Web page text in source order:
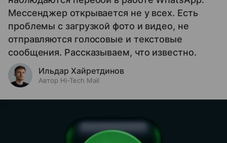
Мессенджер открывается не у всех. Есть
проблемы с загрузкой фото и видео, не
отправляются голосовые и текстовые
сообщения. Рассказываем, что известно.
Ильдар Хайретдинов
Автор Hi-Tech Mail